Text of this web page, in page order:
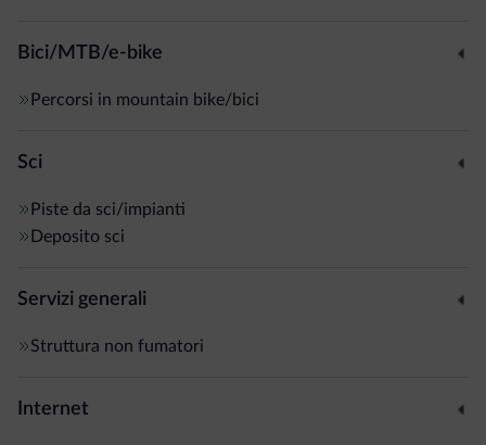
Bici/MTB/e-bike
Percorsi in mountain bike/bici
Sci
Piste da sci/impianti
Deposito sci
Servizi generali
Struttura non fumatori
Internet